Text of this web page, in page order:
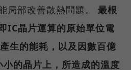
局部改善散熱問題。 最根
IC晶片運算的原始單位電
的能耗，以及因數百億
的晶片上，所造成的溫度